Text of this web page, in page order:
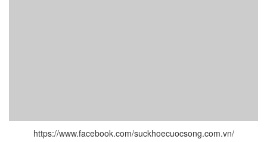
https://www.facebook.com/suckhoecuocsong.com.vn/